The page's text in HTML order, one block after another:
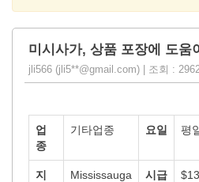
미시사가, 상품 포장에 도움
jli566 (jli5**@gmail.com) | 조회 :
업
종
기타업종 요일 평
지
Mississauga 시급